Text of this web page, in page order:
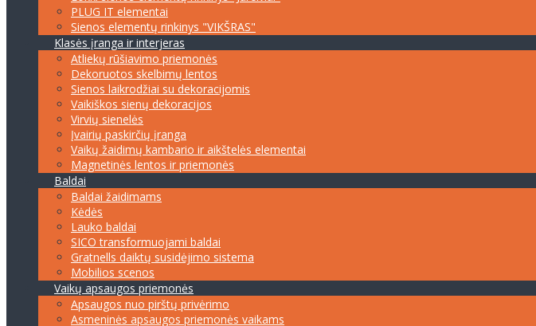
PLUG IT elementai
Sienos elementų rinkinys "VIKŠRAS"
Klasės įranga ir interjeras
Atliekų rūšiavimo priemonės
Dekoruotos skelbimų lentos
Sienos laikrodžiai su dekoracijomis
Vaikiškos sienų dekoracijos
Virvių sienelės
Įvairių paskirčių įranga
Vaikų žaidimų kambario ir aikštelės elementai
Magnetinės lentos ir priemonės
Baldai
Baldai žaidimams
Kėdės
Lauko baldai
SICO transformuojami baldai
Gratnells daiktų susidėjimo sistema
Mobilios scenos
Vaikų apsaugos priemonės
Apsaugos nuo pirštų privėrimo
Asmeninės apsaugos priemonės vaikams